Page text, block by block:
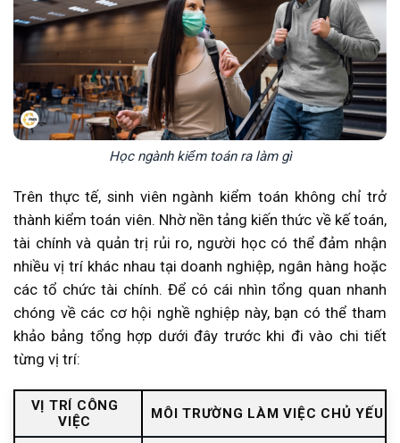
Thu nhập của kiểm toán viên tại Big4
Thu nhập của kiểm toán viên nội bộ
Những yếu tố quyết định mức thu nhập
Triển vọng việc làm của ngành kiểm toán
Học kiểm toán có thể làm những ngành nghề liên
quan nào?
Làm việc trong lĩnh vực kế toán
Cơ hội tại ngân hàng
Phát triển trong lĩnh vực tài chính
Theo đuổi nghề tư vấn thuế
Ngành kiểm toán có phù hợp với bạn không?
Những môn học cần có nền tảng tốt
Mức độ khó của ngành kiểm toán
Những tố chất của người làm kiểm toán
Ngành kiểm toán có phù hợp với nữ không?
Các trường đào tạo ngành kiểm toán uy tín
Chứng chỉ nghề nghiệp dành cho kiểm toán viên
Học ngành kiểm toán ra làm gì
Trên thực tế, sinh viên ngành kiểm toán không chỉ trở
thành kiểm toán viên. Nhờ nền tảng kiến thức về kế toán,
tài chính và quản trị rủi ro, người học có thể đảm nhận
nhiều vị trí khác nhau tại doanh nghiệp, ngân hàng hoặc
các tổ chức tài chính. Để có cái nhìn tổng quan nhanh
chóng về các cơ hội nghề nghiệp này, bạn có thể tham
khảo bảng tổng hợp dưới đây trước khi đi vào chi tiết
từng vị trí:
VỊ TRÍ CÔNG
VIỆC
MÔI TRƯỜNG LÀM VIỆC CHỦ YẾU